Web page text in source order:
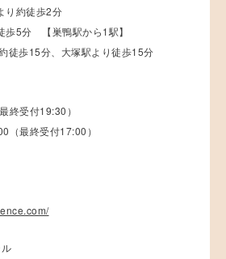
り約徒歩2分
歩5分 【巣鴨駅から1駅】
徒歩15分、大塚駅より徒歩15分
終受付19:30）
（最終受付17:00）